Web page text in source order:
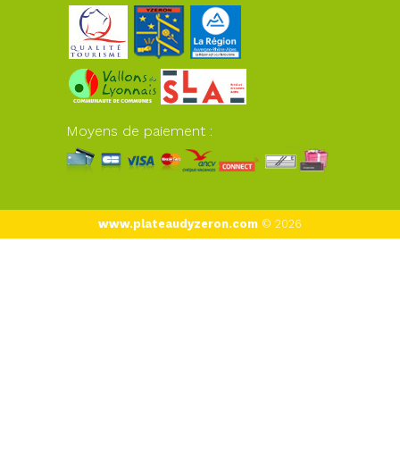
Moyens de paiement :
www.plateaudyzeron.com © 2026